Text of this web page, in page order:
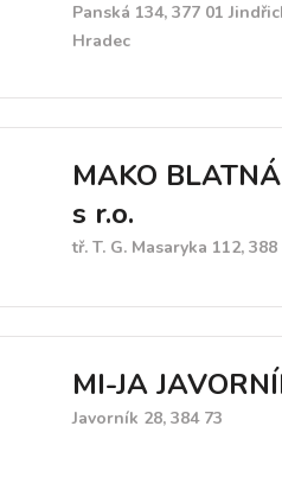
Panská 134, 377 01
Hradec
MAKO
s r.o.
tř. T. G. Masaryka 112,
MI-JA
Javorník 28, 384 73